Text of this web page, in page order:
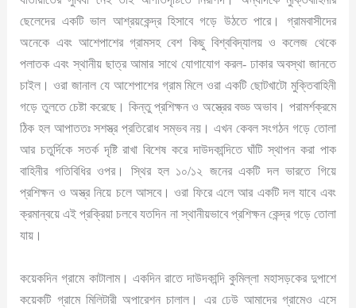
ছেলেদের একটি ভাল আশ্রয়কেন্দ্র হিসাবে গড়ে উঠতে পারে। গ্রামবাসীদের
অনেকে এবং আশেপাশের গ্রামসহ বেশ কিছু বিশ্ববিদ্যালয় ও কলেজ থেকে
পলাতক এবং স্থানীয় ছাত্র আমার সাথে যোগাযোগ করল- ঢাকার অবস্থা জানতে
চাইল। ওরা জানাল যে আশেপাশের গ্রাম মিলে ওরা একটি ছোটখাটো মুক্তিবাহিনী
গড়ে তুলতে চেষ্টা করেছে। কিন্তু প্রশিক্ষন ও অস্ত্রের বড্ড অভাব। পরামর্শক্রমে
ঠিক হল আপাততঃ সশস্ত্র প্রতিরোধ সম্ভব নয়। এখন কেবল সংগঠন গড়ে তোলা
আর চতুর্দিকে সতর্ক দৃষ্টি রাখা বিশেষ করে দাউদকান্দিতে ঘাঁটি স্থাপন করা পাক
বাহিনীর গতিবিধির ওপর। স্থির হল ১০/১২ জনের একটি দল ভারতে গিয়ে
প্রশিক্ষন ও অস্ত্র নিয়ে চলে আসবে। ওরা ফিরে এলে আর একটি দল যাবে এবং
ক্রমান্বয়ে এই প্রক্রিয়া চলবে যতদিন না স্থানীয়ভাবে প্রশিক্ষন কেন্দ্র গড়ে তোলা
যায়।
কয়েকদিন গ্রামে কাটালাম। একদিন রাতে দাউদকান্দি কুমিল্লা মহাসড়কের দুপাশে
কয়েকটি গ্রামে মিলিটারী অপারেশন চালাল। এর ঢেউ আমাদের গ্রামেও এসে